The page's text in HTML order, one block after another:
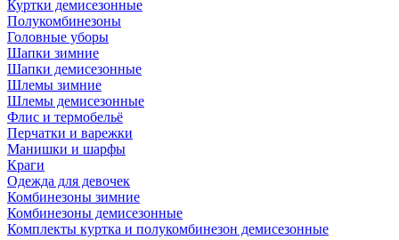
Куртки демисезонные
Полукомбинезоны
Головные уборы
Шапки зимние
Шапки демисезонные
Шлемы зимние
Шлемы демисезонные
Флис и термобельё
Перчатки и варежки
Манишки и шарфы
Краги
Одежда для девочек
Комбинезоны зимние
Комбинезоны демисезонные
Комплекты куртка и полукомбинезон демисезонные